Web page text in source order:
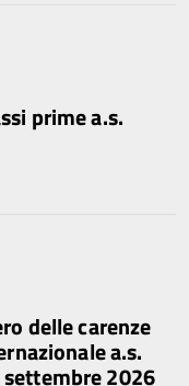
prime a.s.
delle carenze
a.s.
2026